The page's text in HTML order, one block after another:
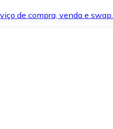
de compra, venda e swap.